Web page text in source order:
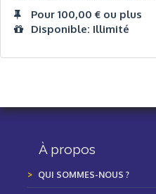
Pour 100,00 € ou plus
Disponible: Illimité
À propos
QUI SOMMES-NOUS ?